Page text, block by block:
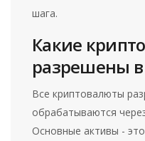
шага.
Какие
разрешены в
Все криптовалюты
обрабатываются
Основные активы -